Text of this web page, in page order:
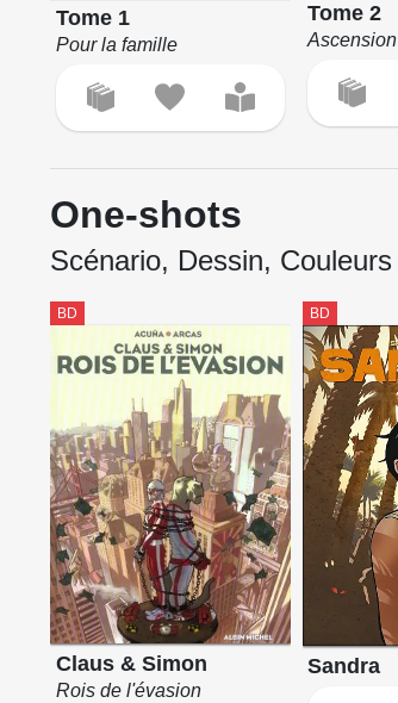
Tome 1
Pour la famille
Tome 2
Ascension
One-shots
Scénario, Dessin, Couleurs
BD
Claus & Simon
Rois de l'évasion
BD
Sandra